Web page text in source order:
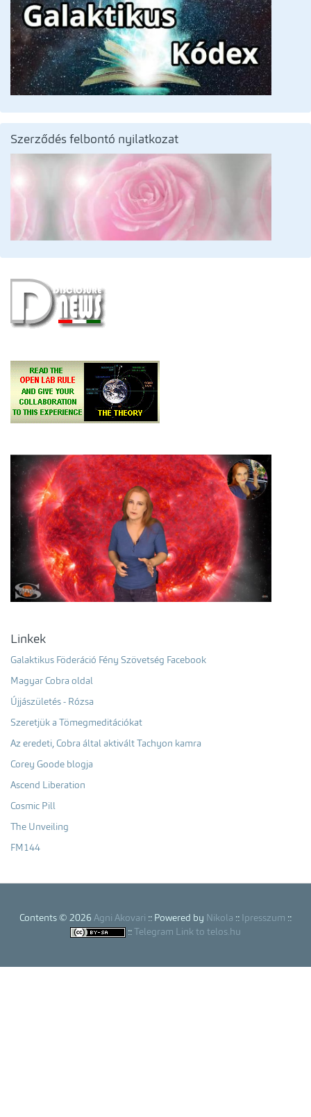
Szerződés felbontó nyilatkozat
Linkek
Galaktikus Föderáció Fény Szövetség Facebook
Magyar Cobra oldal
Újjászületés - Rózsa
Szeretjük a Tömegmeditációkat
Az eredeti, Cobra által aktivált Tachyon kamra
Corey Goode blogja
Ascend Liberation
Cosmic Pill
The Unveiling
FM144
Contents © 2026 Agni Akovari :: Powered by Nikola :: Ipresszum ::
::
Telegram Link to telos.hu